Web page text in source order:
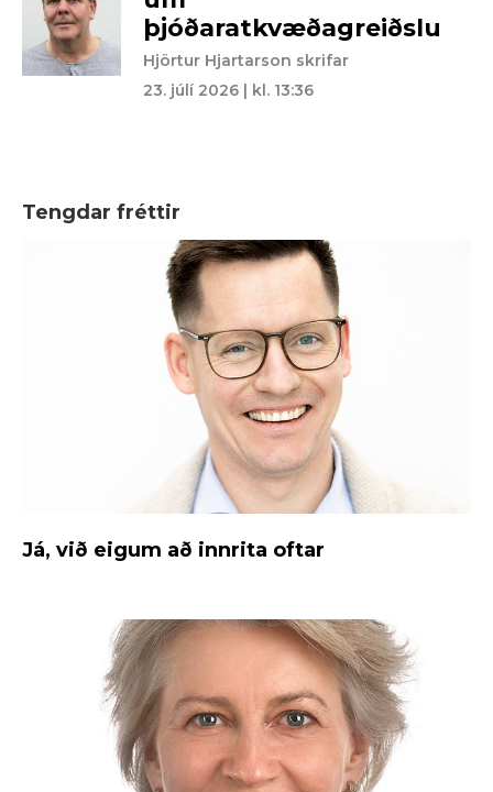
þjóðaratkvæðagreiðslu
Hjörtur Hjartarson skrifar
23. júlí 2026 | kl. 13:36
Tengdar fréttir
Já, við eigum að innrita oftar